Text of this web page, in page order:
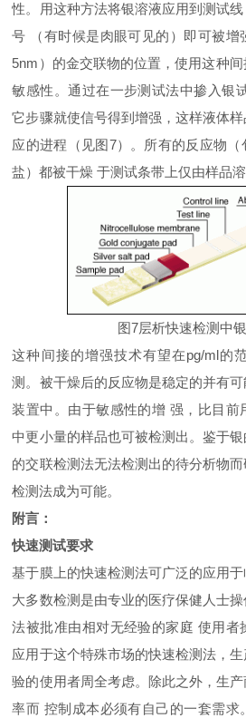
性。用这种方法将银溶液应用到测试
号 （有时候是肉眼可见的）即可被增
5nm）的金交联物的位置，使用这种
敏感性。通过在一步测试法中掺入银
它步骤就使信号得到增强，这样液体
应的进程（见图7）。所有的反应物
盐）都被干燥 于测试条带上仅由样品溶
图7层析快速检测中
这种间接的增强技术有望在pg/ml的
测。被干燥后的反应物是稳定的并有
装置中。由于敏感性的增 强，比目前
中更小量的样品也可被检测出。鉴于
的交联检测法无法检测出的待分析物
检测法成为可能。
附言：
快速测试要求
基于膜上的快速检测法可广泛的应用
大多数检测是由专业的医疗保健人士
法被批准由相对无经验的家庭 使用者
应用于这个特殊市场的快速检测法，
验的使用者周全考虑。除此之外，生
率而 控制成本必须有自己的一套需求